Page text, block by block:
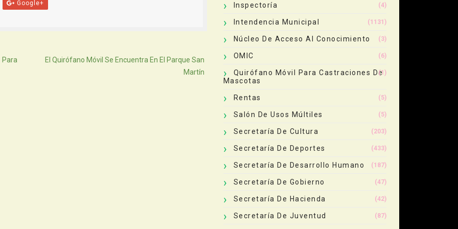
Google+
Para
El Quirófano Móvil Se Encuentra En El Parque San
Martín
Inspectoría (4)
Intendencia Municipal (1131)
Núcleo De Acceso Al Conocimiento (3)
OMIC (6)
Quirófano Móvil Para Castraciones De
Mascotas
(1)
Rentas (5)
Salón De Usos Múltiles (5)
Secretaría De Cultura (203)
Secretaría De Deportes (433)
Secretaría De Desarrollo Humano (187)
Secretaría De Gobierno (47)
Secretaría De Hacienda (42)
Secretaría De Juventud (87)